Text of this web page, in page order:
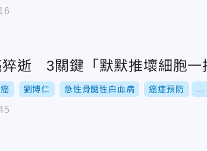
逝 3關鍵「默默推壞細胞一
劉博仁 急性骨髓性白血病 癌症預防